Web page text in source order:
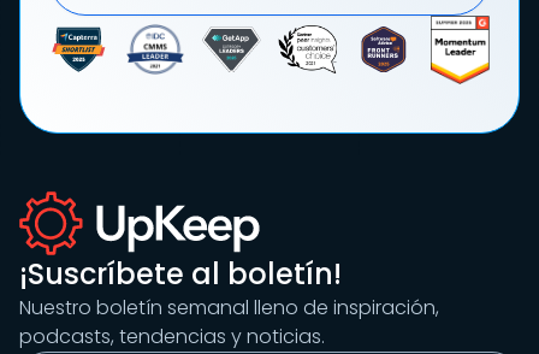
¡Suscríbete al boletín!
Nuestro boletín semanal lleno de inspiración,
podcasts, tendencias y noticias.